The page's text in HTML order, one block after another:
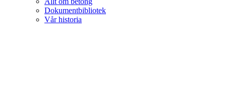
Dokumentbibliotek
Vår historia